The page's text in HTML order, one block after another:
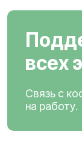
всех
Связь с
на работу.